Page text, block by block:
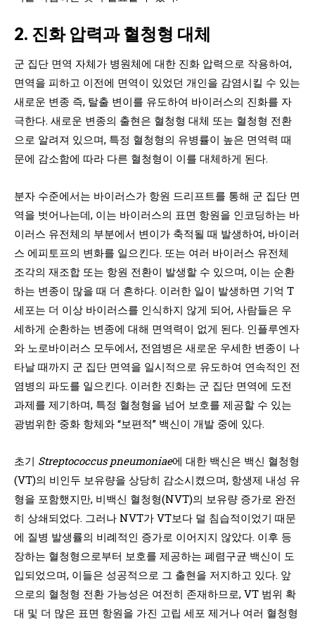
2. 진화 압력과 혈청형 대체
군 집단 면역 자체가 병원체에 대한 진화 압력으로 작용하여,
면역을 피하고 이전에 면역이 있었던 개인을 감염시킬 수 있는
새로운 변종 즉, 탈출 변이를 유도하여 바이러스의 진화를 자
극한다. 새로운 변종의 출현은 혈청형 대체 또는 혈청형 전환
으로 알려져 있으며, 특정 혈청형의 유병률이 높은 면역력 때
문에 감소함에 따라 다른 혈청형이 이를 대체하게 된다.
분자 수준에서는 바이러스가 항원 드리프트를 통해 군 집단 면
역을 벗어나는데, 이는 바이러스의 표면 항원을 인코딩하는 바
이러스 유전체의 부분에서 변이가 축적될 때 발생하여, 바이러
스 에피토프의 변화를 일으킨다. 또는 여러 바이러스 유전체
조각의 재조합 또는 항원 전환이 발생할 수 있으며, 이는 순환
하는 변종이 많을 때 더 흔하다. 이러한 일이 발생하면 기억 T
세포는 더 이상 바이러스를 인식하지 않게 되어, 사람들은 우
세하게 순환하는 변종에 대해 면역력이 없게 된다. 인플루엔자
와 노로바이러스 모두에서, 전염병은 새로운 우세한 변종이 나
타날 때까지 군 집단 면역을 일시적으로 유도하여 연속적인 전
염병의 파도를 일으킨다. 이러한 진화는 군 집단 면역에 도전
과제를 제기하며, 특정 혈청형을 넘어 보호를 제공할 수 있는
광범위한 중화 항체와 “보편적” 백신이 개발 중에 있다.
초기 Streptococcus pneumoniae에 대한 백신은 백신 혈청형
(VT)의 비인두 보유량을 상당히 감소시켰으며, 항생제 내성 유
형을 포함했지만, 비백신 혈청형(NVT)의 보유량 증가로 완전
히 상쇄되었다. 그러나 NVT가 VT보다 덜 침습적이었기 때문
에 질병 발생률의 비례적인 증가로 이어지지 않았다. 이후 등
장하는 혈청형으로부터 보호를 제공하는 폐렴구균 백신이 도
입되었으며, 이들은 성공적으로 그 출현을 저지하고 있다. 앞
으로의 혈청형 전환 가능성은 여전히 존재하므로, VT 범위 확
대 및 더 많은 표면 항원을 가진 고립 세포 제거나 여러 혈청형